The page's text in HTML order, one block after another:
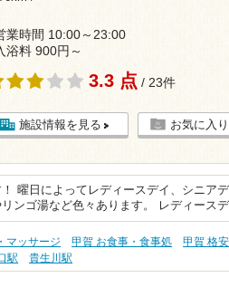
業時間 10:00～23:00
浴料 900円～
3.3 点 / 23件
施設情報を見る お気に入
曜日によってレディースデイ、シニア
ンゴ湯など色々あります。 レディース
マッサージ 甲賀 お食事・食事処
甲賀 格
駅 貴生川駅